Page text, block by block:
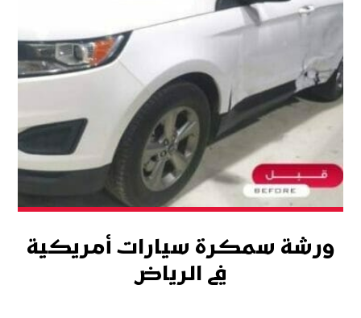
ورشة سمكرة سيارات أمريكية
في الرياض